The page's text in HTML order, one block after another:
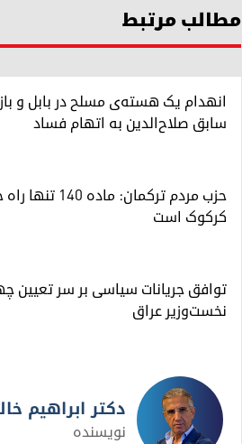
مطالب مرتبط
انهدام یک هسته‌ی مسلح در بابل و
سابق صلاح‌الدین به اتهام فساد
حزب مردم ترکمان:
کرکوک است
توافق جریانات سیاسی بر سر تعیین
نخست‌وزیر عراق
دکتر ابراهیم
نویسنده